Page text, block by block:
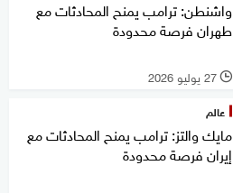
واشنطن: ترامب يمنح المحادثات مع
طهران فرصة محدودة
l 27 يوليو 2026
عالم
مايك والتز: ترامب يمنح المحادثات مع
إيران فرصة محدودة